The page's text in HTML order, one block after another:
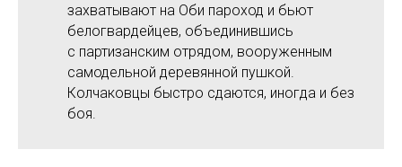
захватывают на Оби пароход и бьют
белогвардейцев, объединившись
с партизанским отрядом, вооруженным
самодельной деревянной пушкой.
Колчаковцы быстро сдаются, иногда и без
боя.